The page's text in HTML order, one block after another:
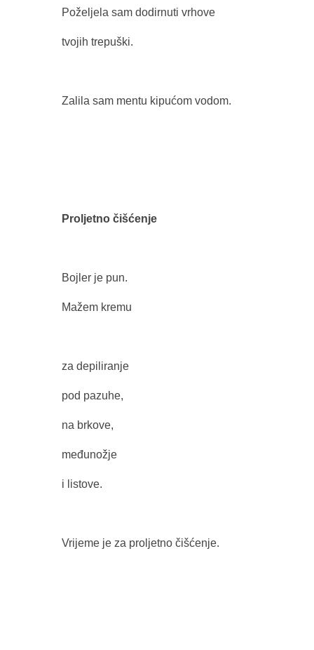
Poželjela sam dodirnuti vrhove
tvojih trepuški.
Zalila sam mentu kipućom vodom.
Proljetno čišćenje
Bojler je pun.
Mažem kremu
za depiliranje
pod pazuhe,
na brkove,
međunožje
i listove.
Vrijeme je za proljetno čišćenje.